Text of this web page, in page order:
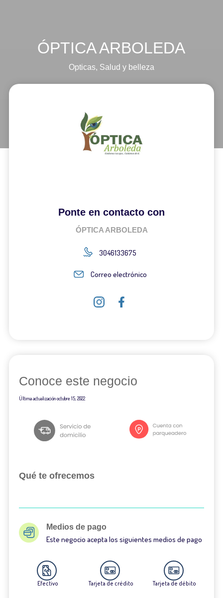
ÓPTICA ARBOLEDA
Opticas, Salud y belleza
Ponte en contacto con
ÓPTICA ARBOLEDA
3046133675
Correo electrónico
Conoce este negocio
Última actualizaciónoctubre 15, 2022
Qué te ofrecemos
Medios de pago
Este negocio acepta los siguientes medios de pago
Efectivo Tarjeta de crédito Tarjeta de débito